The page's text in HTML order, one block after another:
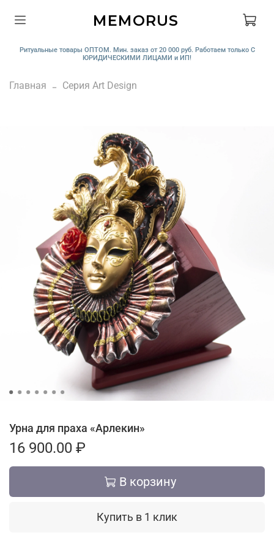
MEMORUS
Ритуальные товары ОПТОМ. Мин. заказ от 20 000 руб. Работаем только С
ЮРИДИЧЕСКИМИ ЛИЦАМИ и ИП!
Главная Серия Art Design
Урна для праха «Арлекин»
16 900.00 ₽
В корзину
Купить в 1 клик